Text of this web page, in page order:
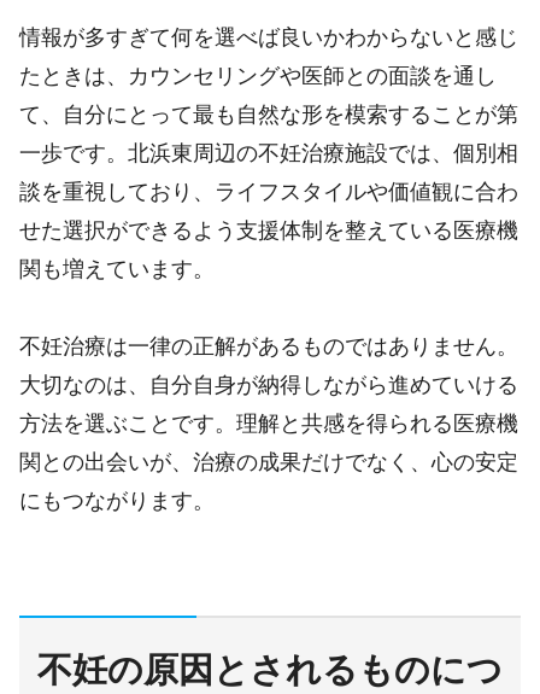
情報が多すぎて何を選べば良いかわからないと感じ
たときは、カウンセリングや医師との面談を通し
て、自分にとって最も自然な形を模索することが第
一歩です。北浜東周辺の不妊治療施設では、個別相
談を重視しており、ライフスタイルや価値観に合わ
せた選択ができるよう支援体制を整えている医療機
関も増えています。
不妊治療は一律の正解があるものではありません。
大切なのは、自分自身が納得しながら進めていける
方法を選ぶことです。理解と共感を得られる医療機
関との出会いが、治療の成果だけでなく、心の安定
にもつながります。
不妊の原因とされるものにつ